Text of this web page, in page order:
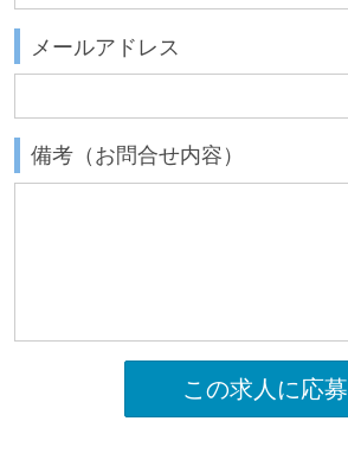
メールアドレス
備考（お問合せ内容）
この求人に応募